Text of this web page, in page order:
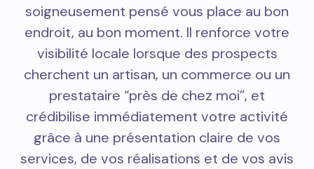
soigneusement pensé vous place au bon
endroit, au bon moment. Il renforce votre
visibilité locale lorsque des prospects
cherchent un artisan, un commerce ou un
prestataire “près de chez moi”, et
crédibilise immédiatement votre activité
grâce à une présentation claire de vos
services, de vos réalisations et de vos avis